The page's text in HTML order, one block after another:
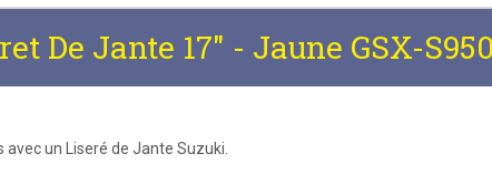
De Jante 17" - Jaune GSX-
un Liseré de Jante Suzuki.